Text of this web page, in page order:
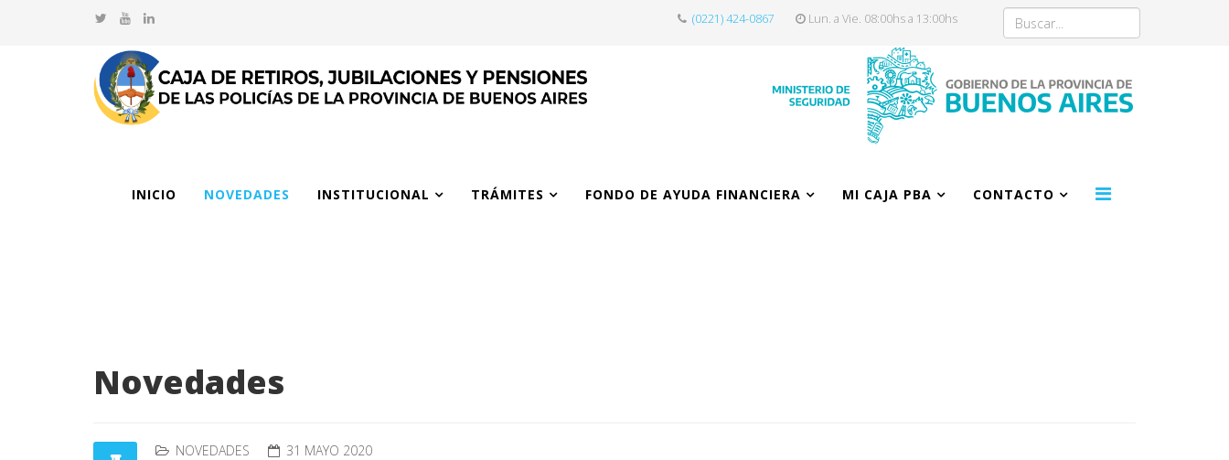
(0221) 424-0867 Lun. a Vie. 08:00hs a 13:00hs
INICIO NOVEDADES INSTITUCIONAL TRÁMITES FONDO DE AYUDA FINANCIERA MI CAJA PBA CONTACTO
Novedades
NOVEDADES 31 MAYO 2020